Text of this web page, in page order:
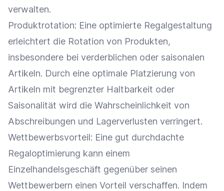
verwalten.
Produktrotation: Eine optimierte Regalgestaltung
erleichtert die Rotation von Produkten,
insbesondere bei verderblichen oder saisonalen
Artikeln. Durch eine optimale Platzierung von
Artikeln mit begrenzter Haltbarkeit oder
Saisonalität wird die Wahrscheinlichkeit von
Abschreibungen und Lagerverlusten verringert.
Wettbewerbsvorteil: Eine gut durchdachte
Regaloptimierung kann einem
Einzelhandelsgeschäft gegenüber seinen
Wettbewerbern einen Vorteil verschaffen. Indem